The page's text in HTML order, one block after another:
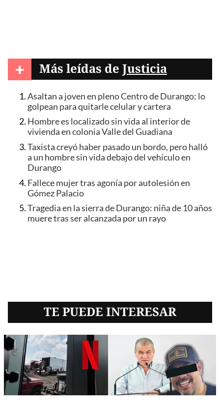
+ Más leídas de Justicia
Asaltan a joven en pleno Centro de Durango; lo
golpean para quitarle celular y cartera
Hombre es localizado sin vida al interior de
vivienda en colonia Valle del Guadiana
Taxista creyó haber pasado un bordo, pero halló
a un hombre sin vida debajo del vehículo en
Durango
Fallece mujer tras agonía por autolesión en
Gómez Palacio
Tragedia en la sierra de Durango: niña de 10 años
muere tras ser alcanzada por un rayo
TE PUEDE INTERESAR